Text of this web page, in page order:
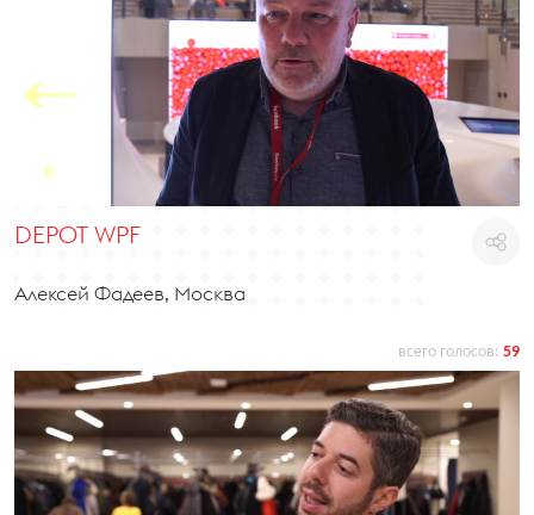
DEPOT WPF
Алексей Фадеев, Москва
всего голосов: 59